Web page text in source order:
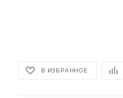
В ИЗБРАННОЕ